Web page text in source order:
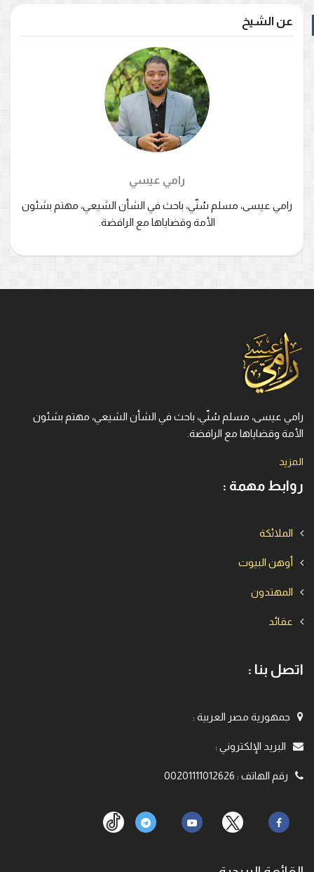
عن الشيخ
رامي عيسي
رامي عيسى، مسلم سُنّي، باحث في الشأن الشيعي، مهتم بشئون
الأمة وقضاياها مع الرافضة.
رامي عيسى، مسلم سُنّي، باحث في الشأن الشيعي، مهتم بشئون
الأمة وقضاياها مع الرافضة.
المزيد
روابط مهمة :
الملائكة
أوهن البيوت
المهتدون
عقائد
اتصل بنا :
جمهورية مصر العربية :
البريد الإلكتروني :
رقم الهاتف :
00201111012626